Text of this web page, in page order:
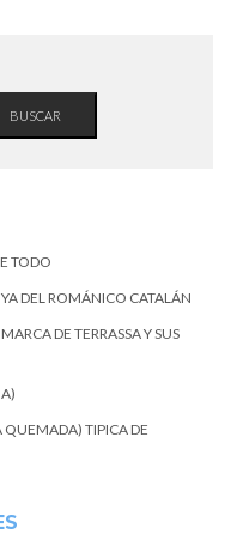
BUSCAR
TODO
DEL ROMÁNICO CATALÁN
DE TERRASSA Y SUS
QUEMADA) TIPICA DE